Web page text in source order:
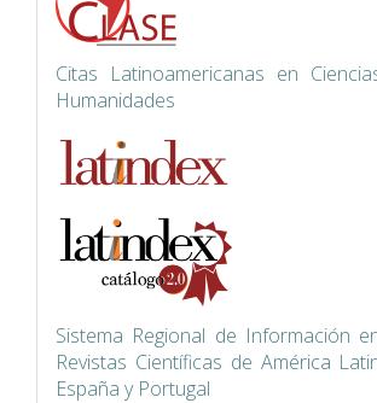
Citas Latinoamericanas en
Humanidades
Sistema Regional de Información
Revistas Científicas de América
España y Portugal